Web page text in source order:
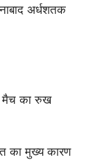
अर्धशतक
का रुख
का मुख्य कारण